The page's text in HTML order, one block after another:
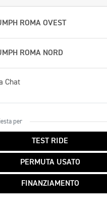
ROMA OVEST
ROMA NORD
Chat
per
TEST RIDE
PERMUTA USATO
FINANZIAMENTO